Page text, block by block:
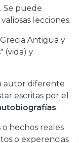
Se puede
lecciones.
Antigua y
(vida) y
autor diferente
escritas por el
.
o hechos reales
o experencias